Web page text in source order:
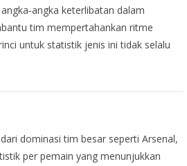
keterlibatan dalam
tim mempertahankan ritme
untuk statistik jenis ini tidak selalu
dominasi tim besar seperti Arsenal,
per pemain yang menunjukkan